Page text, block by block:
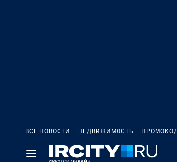
ВСЕ НОВОСТИ НЕДВИЖИМОСТЬ